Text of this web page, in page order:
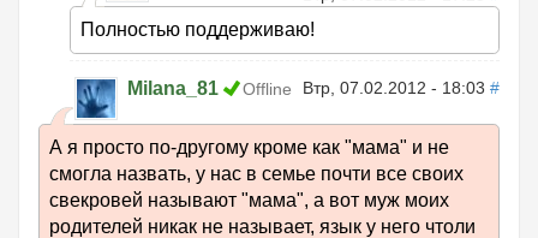
Полностью поддерживаю!
Milana_81 Offline Втр, 07.02.2012 - 18:03 #
А я просто по-другому кроме как "мама" и не
смогла назвать, у нас в семье почти все своих
свекровей называют "мама", а вот муж моих
родителей никак не называет, язык у него чтоли